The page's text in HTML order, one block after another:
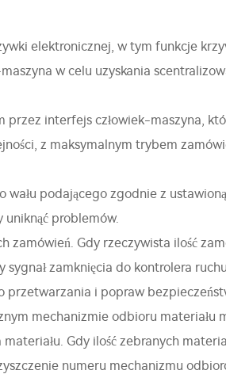
elektronicznej, w tym funkcje
w celu uzyskania
interfejs człowiek-maszyna,
z maksymalnym trybem
podającego zgodnie z
uniknąć problemów.
zamówień. Gdy rzeczywista ilość
zamknięcia do kontrolera
i popraw
mechanizmie odbioru materiału
Gdy ilość zebranych
numeru mechanizmu